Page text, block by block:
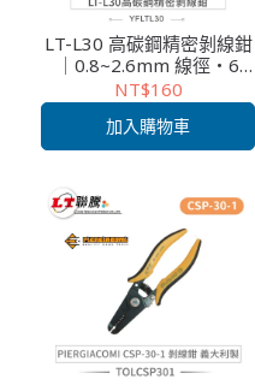
LT-L30 高碳鋼精密剝線鉗
｜0.8~2.6mm 線徑・6
吋・具剪斷軟鐵功能・電
子維修／創客教學首選
NT$160
加入購物車